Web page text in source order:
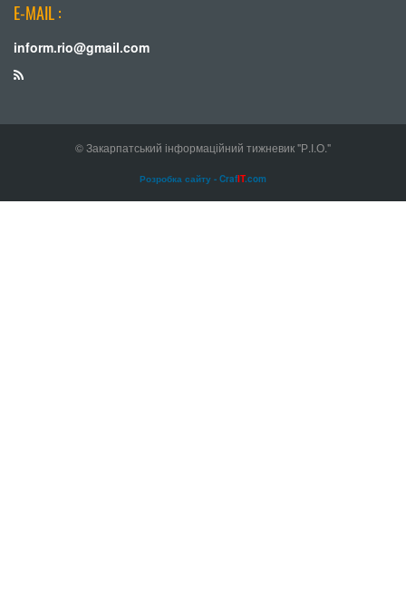
E-MAIL :
inform.rio@gmail.com
© Закарпатський інформаційний тижневик "Р.І.О."
Розробка сайту - CrafIT.com